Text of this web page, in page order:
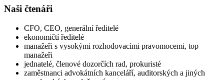
Naši čtenáři
CFO, CEO, generální ředitelé
ekonomičtí ředitelé
manažeři s vysokými rozhodovacími pravomocemi, top
manažeři
jednatelé, členové dozorčích rad, prokuristé
zaměstnanci advokátních kanceláří, auditorských a jiných